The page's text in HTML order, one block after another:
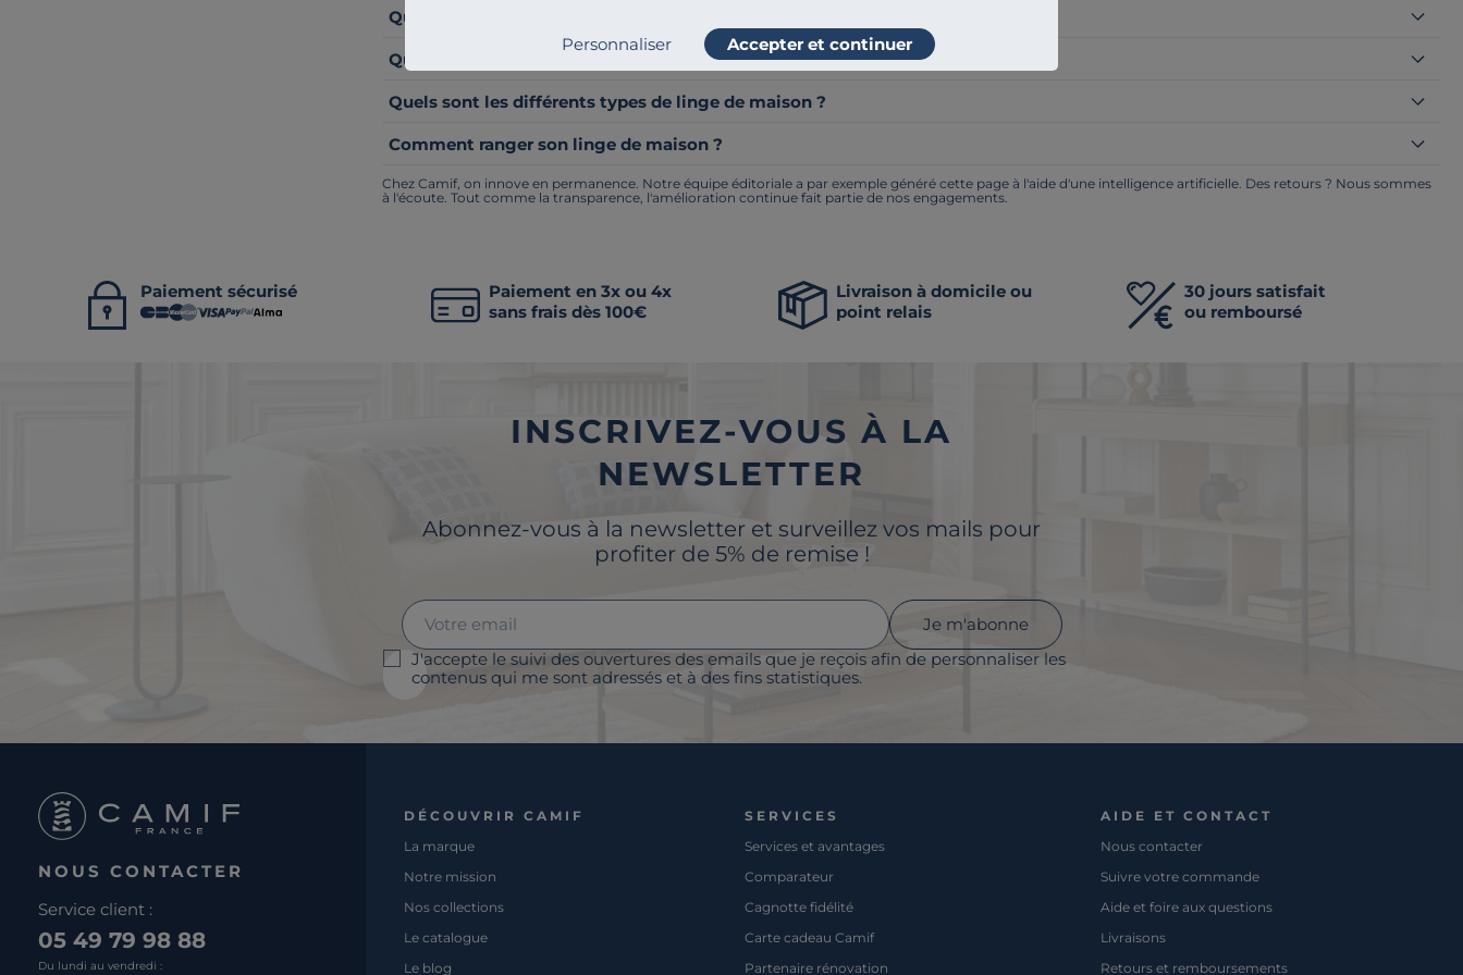
Personnaliser Accepter et continuer
Quelle matière pour son linge de maison ?
Quelles marques françaises choisir pour un beau linge de maison de qualité ?
Quels sont les différents types de linge de maison ?
Comment ranger son linge de maison ?
Chez Camif, on innove en permanence. Notre équipe éditoriale a par exemple généré cette page à l'aide d'une intelligence artificielle. Des retours ? Nous sommes
à l'écoute. Tout comme la transparence, l'amélioration continue fait partie de nos engagements.
Paiement sécurisé
Paiement en 3x ou 4x
sans frais dès 100€
Livraison à domicile ou
point relais
30 jours satisfait
ou remboursé
INSCRIVEZ-VOUS À LA
NEWSLETTER
Abonnez-vous à la newsletter et surveillez vos mails pour
profiter de 5% de remise !
J'accepte le suivi des ouvertures des emails que je reçois afin de personnaliser les
contenus qui me sont adressés et à des fins statistiques.
Je m'abonne
NOUS CONTACTER
Service client :
05 49 79 98 88
Du lundi au vendredi :
DÉCOUVRIR CAMIF
La marque
Notre mission
Nos collections
Le catalogue
Le blog
SERVICES
Services et avantages
Comparateur
Cagnotte fidélité
Carte cadeau Camif
Partenaire rénovation
AIDE ET CONTACT
Nous contacter
Suivre votre commande
Aide et foire aux questions
Livraisons
Retours et remboursements